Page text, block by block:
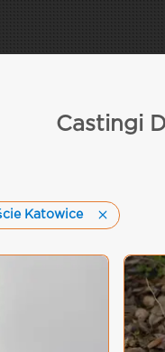
Castingi
Katowice